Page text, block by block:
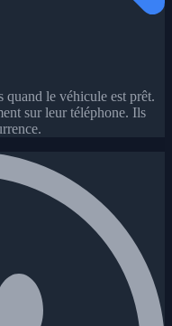
le véhicule est prêt.
sur leur téléphone. Ils